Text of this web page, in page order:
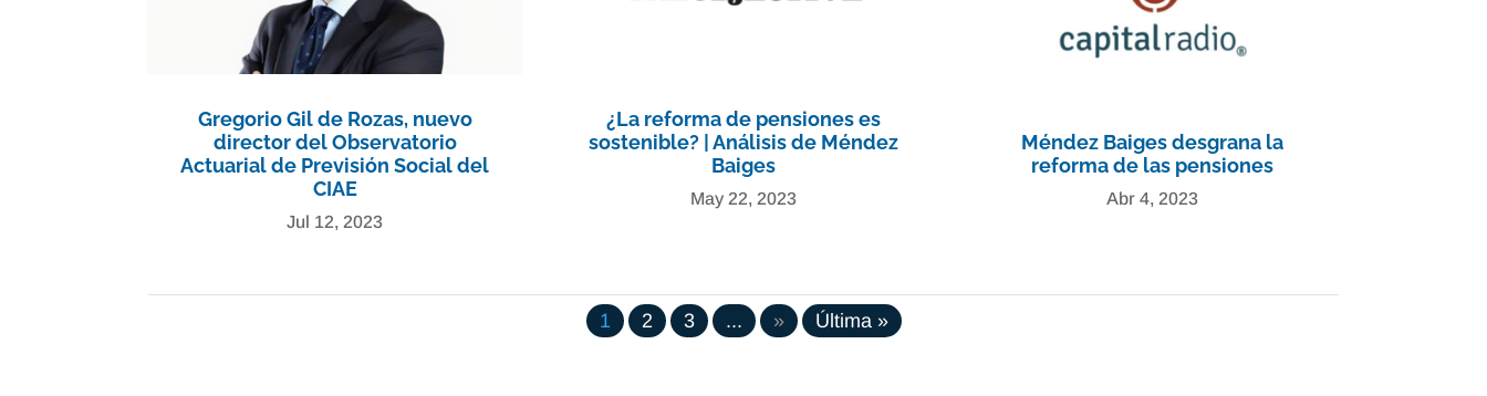
Gregorio Gil de Rozas, nuevo
director del Observatorio
Actuarial de Previsión Social del
CIAE
Jul 12, 2023
¿La reforma de pensiones es
sostenible? | Análisis de Méndez
Baiges
May 22, 2023
Méndez Baiges desgrana la
reforma de las pensiones
Abr 4, 2023
1 2 3 ... » Última »